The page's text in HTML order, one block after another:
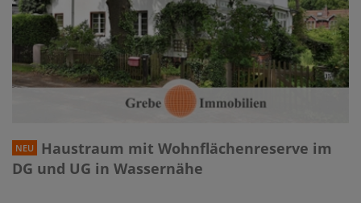
NEU
Haustraum mit Wohnflächenreserve im
DG und UG in Wassernähe